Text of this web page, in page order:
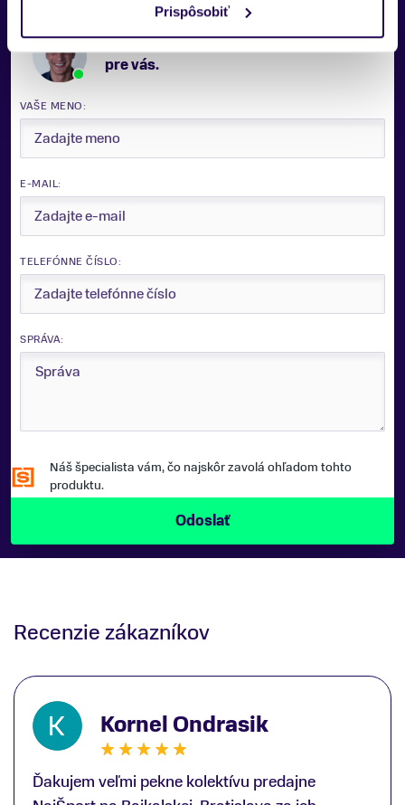
Prispôsobiť
Potrebujete viac informácii? Sme tu
pre vás.
VAŠE MENO:
E-MAIL:
TELEFÓNNE ČÍSLO:
SPRÁVA:
Náš špecialista vám, čo najskôr zavolá ohľadom tohto
produktu.
Recenzie zákazníkov
Kornel Ondrasik
Ďakujem veľmi pekne kolektívu predajne